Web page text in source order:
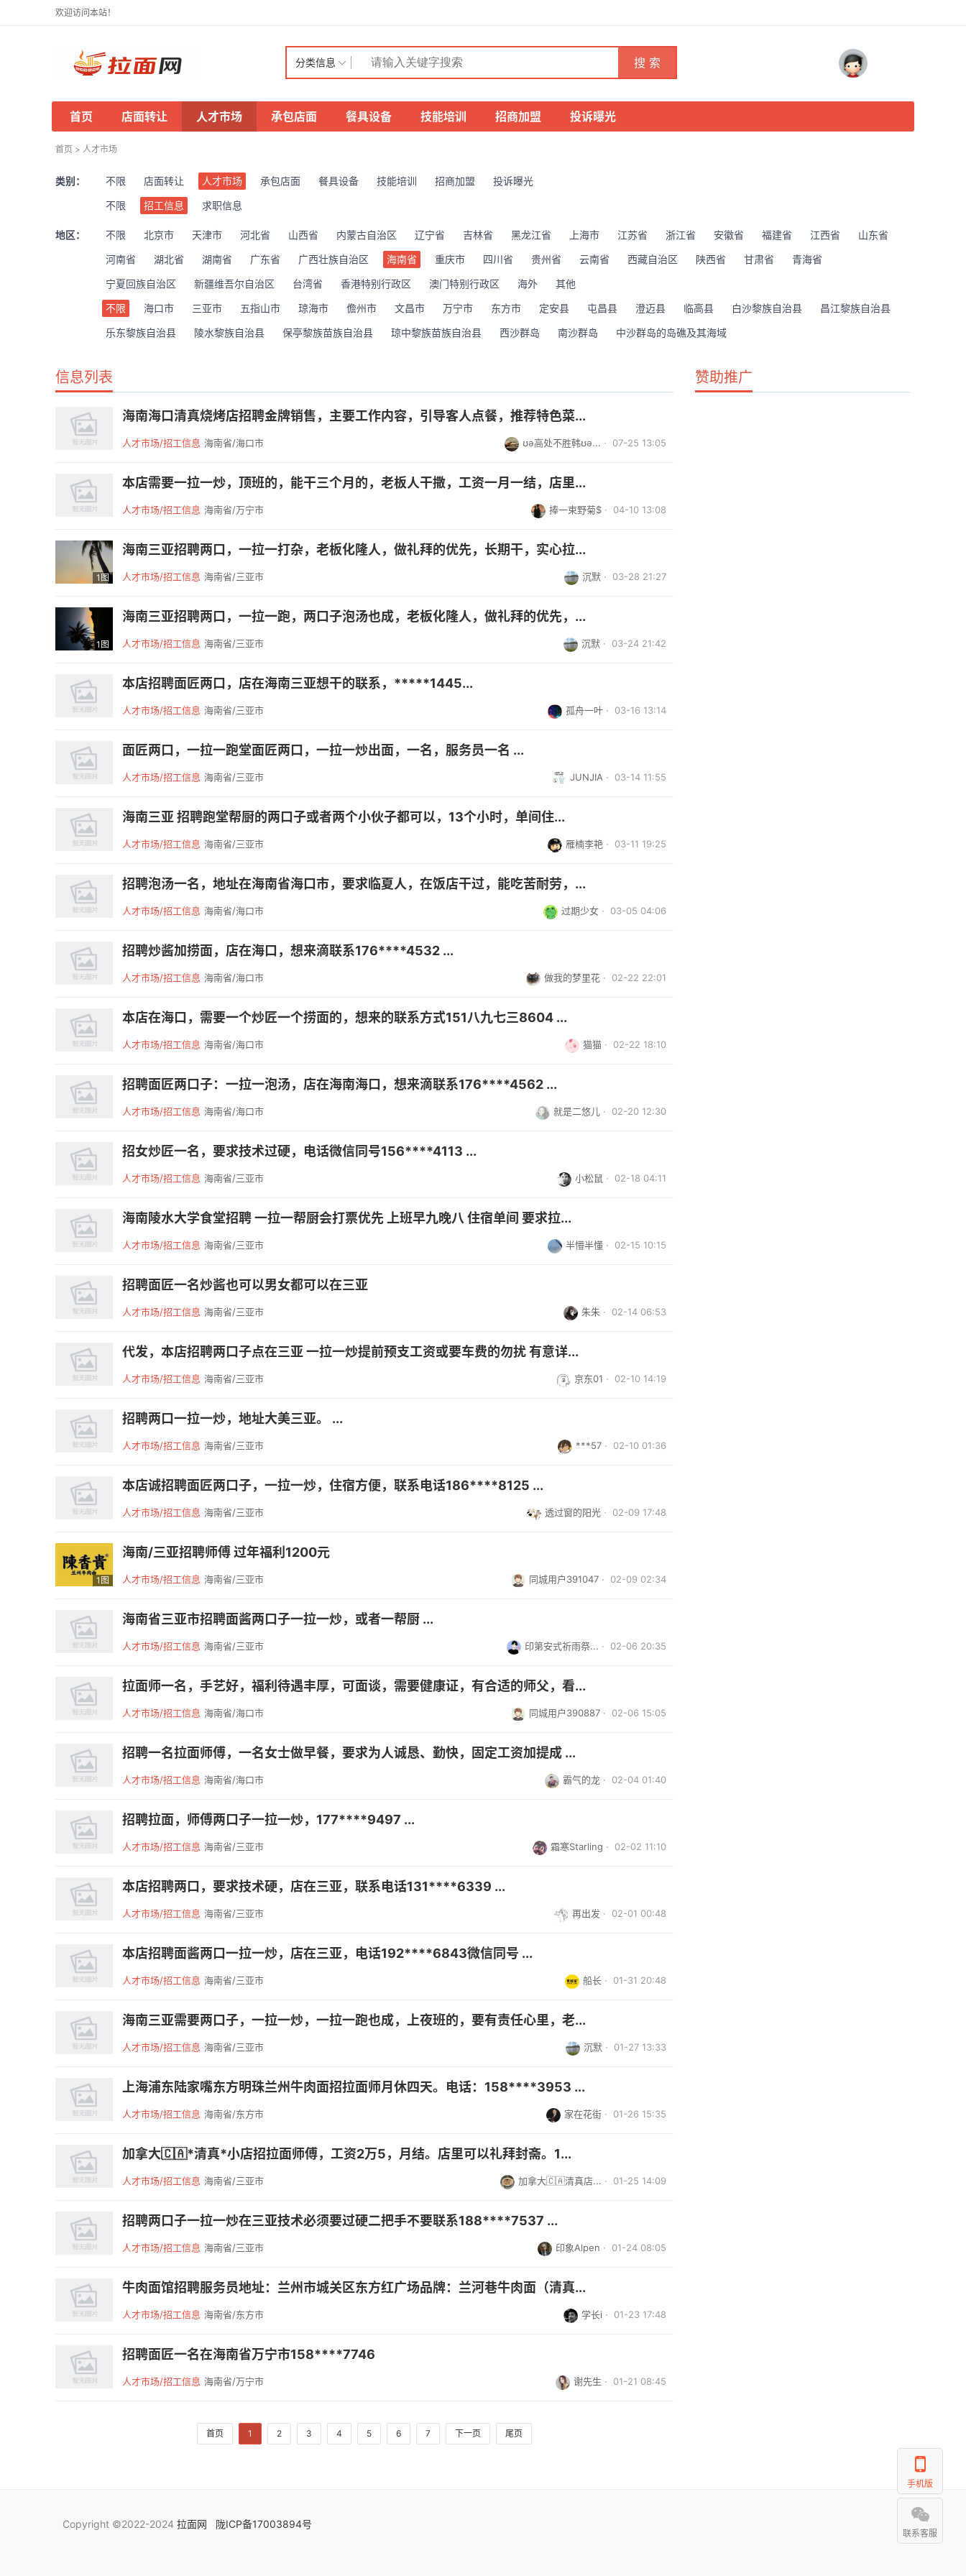
欢迎访问本站！
分类信息 搜 索
首页 店面转让 人才市场 承包店面 餐具设备 技能培训 招商加盟 投诉曝光
首页 > 人才市场
类别： 不限 店面转让 人才市场 承包店面 餐具设备 技能培训 招商加盟
投诉曝光
不限
招工信息 求职信息
地区： 不限 北京市 天津市 河北省 山西省 内蒙古自治区 辽宁省 吉林省 黑龙江省 上海市 江苏省 浙江省 安徽省 福建省 江西省
山东省
河南省
湖北省 湖南省 广东省 广西壮族自治区 海南省 重庆市 四川省 贵州省 云南省 西藏自治区 陕西省 甘肃省
青海省
宁夏回族自治区
新疆维吾尔自治区 台湾省 香港特别行政区 澳门特别行政区 海外
其他
不限
海口市 三亚市 五指山市 琼海市 儋州市 文昌市 万宁市 东方市 定安县 屯昌县 澄迈县 临高县 白沙黎族自治县
昌江黎族自治县
乐东黎族自治县
陵水黎族自治县 保亭黎族苗族自治县 琼中黎族苗族自治县 西沙群岛 南沙群岛 中沙群岛的岛礁及其海域
信息列表
海南海口清真烧烤店招聘金牌销售，主要工作内容，引导客人点餐，推荐特色菜...
人才市场/招工信息 海南省/海口市 ʊə高处不胜韩ʊə... · 07-25 13:05
本店需要一拉一炒，顶班的，能干三个月的，老板人干撒，工资一月一结，店里...
人才市场/招工信息 海南省/万宁市 捧一束野菊$ · 04-10 13:08
1图
海南三亚招聘两口，一拉一打杂，老板化隆人，做礼拜的优先，长期干，实心拉...
人才市场/招工信息 海南省/三亚市 沉默 · 03-28 21:27
1图
海南三亚招聘两口，一拉一跑，两口子泡汤也成，老板化隆人，做礼拜的优先，...
人才市场/招工信息 海南省/三亚市 沉默 · 03-24 21:42
本店招聘面匠两口，店在海南三亚想干的联系，*****1445...
人才市场/招工信息 海南省/三亚市 孤舟一叶 · 03-16 13:14
面匠两口，一拉一跑堂面匠两口，一拉一炒出面，一名，服务员一名 ...
人才市场/招工信息 海南省/三亚市 JUNJIA · 03-14 11:55
海南三亚 招聘跑堂帮厨的两口子或者两个小伙子都可以，13个小时，单间住...
人才市场/招工信息 海南省/三亚市 雁楠李艳 · 03-11 19:25
招聘泡汤一名，地址在海南省海口市，要求临夏人，在饭店干过，能吃苦耐劳，...
人才市场/招工信息 海南省/海口市 过期少女 · 03-05 04:06
招聘炒酱加捞面，店在海口，想来滴联系176****4532 ...
人才市场/招工信息 海南省/海口市 做我的梦里花 · 02-22 22:01
本店在海口，需要一个炒匠一个捞面的，想来的联系方式151八九七三8604 ...
人才市场/招工信息 海南省/海口市 猫猫 · 02-22 18:10
招聘面匠两口子：一拉一泡汤，店在海南海口，想来滴联系176****4562 ...
人才市场/招工信息 海南省/海口市 就是二悠儿 · 02-20 12:30
招女炒匠一名，要求技术过硬，电话微信同号156****4113 ...
人才市场/招工信息 海南省/三亚市 小松鼠 · 02-18 04:11
海南陵水大学食堂招聘 一拉一帮厨会打票优先 上班早九晚八 住宿单间 要求拉...
人才市场/招工信息 海南省/三亚市 半懵半懂 · 02-15 10:15
招聘面匠一名炒酱也可以男女都可以在三亚
人才市场/招工信息 海南省/三亚市 朱朱 · 02-14 06:53
代发，本店招聘两口子点在三亚 一拉一炒提前预支工资或要车费的勿扰 有意详...
人才市场/招工信息 海南省/三亚市 京东01 · 02-10 14:19
招聘两口一拉一炒，地址大美三亚。 ...
人才市场/招工信息 海南省/三亚市 ***57 · 02-10 01:36
本店诚招聘面匠两口子，一拉一炒，住宿方便，联系电话186****8125 ...
人才市场/招工信息 海南省/三亚市 透过窗的阳光 · 02-09 17:48
1图
海南/三亚招聘师傅 过年福利1200元
人才市场/招工信息 海南省/三亚市 同城用户391047 · 02-09 02:34
海南省三亚市招聘面酱两口子一拉一炒，或者一帮厨 ...
人才市场/招工信息 海南省/三亚市 印第安式祈雨祭... · 02-06 20:35
拉面师一名，手艺好，福利待遇丰厚，可面谈，需要健康证，有合适的师父，看...
人才市场/招工信息 海南省/海口市 同城用户390887 · 02-06 15:05
招聘一名拉面师傅，一名女士做早餐，要求为人诚恳、勤快，固定工资加提成 ...
人才市场/招工信息 海南省/海口市 霸气的龙 · 02-04 01:40
招聘拉面，师傅两口子一拉一炒，177****9497 ...
人才市场/招工信息 海南省/三亚市 霜寒Starling · 02-02 11:10
本店招聘两口，要求技术硬，店在三亚，联系电话131****6339 ...
人才市场/招工信息 海南省/三亚市 再出发 · 02-01 00:48
本店招聘面酱两口一拉一炒，店在三亚，电话192****6843微信同号 ...
人才市场/招工信息 海南省/三亚市 船长 · 01-31 20:48
海南三亚需要两口子，一拉一炒，一拉一跑也成，上夜班的，要有责任心里，老...
人才市场/招工信息 海南省/三亚市 沉默 · 01-27 13:33
上海浦东陆家嘴东方明珠兰州牛肉面招拉面师月休四天。电话：158****3953 ...
人才市场/招工信息 海南省/东方市 家在花街 · 01-26 15:35
加拿大🇨🇦*清真*小店招拉面师傅，工资2万5，月结。店里可以礼拜封斋。1️...
人才市场/招工信息 海南省/三亚市 加拿大🇨🇦清真店... · 01-25 14:09
招聘两口子一拉一炒在三亚技术必须要过硬二把手不要联系188****7537 ...
人才市场/招工信息 海南省/三亚市 印象Alpen · 01-24 08:05
牛肉面馆招聘服务员地址：兰州市城关区东方红广场品牌：兰河巷牛肉面（清真...
人才市场/招工信息 海南省/东方市 学长i · 01-23 17:48
招聘面匠一名在海南省万宁市158****7746
人才市场/招工信息 海南省/万宁市 谢先生 · 01-21 08:45
首页 1 2 3 4 5 6 7 下一页 尾页
赞助推广
Copyright ©2022-2024 拉面网 陇ICP备17003894号
手机版
联系客服